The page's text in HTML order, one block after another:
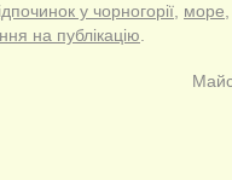
у чорногорії море
на публікацію